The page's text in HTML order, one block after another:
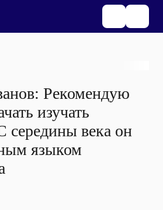
Рекомендую
изучать
середины века он
языком